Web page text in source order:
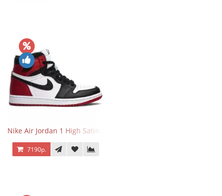
Nike Air Jordan 1 High Satin Black Toe
7190р.